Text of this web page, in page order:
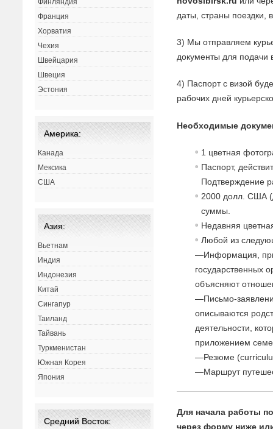
даты, страны поездки,
3) Мы отправляем
документы для подачи
4) Паспорт с визой
рабочих дней
Необходимые
1 цветная
Паспорт,
Подтверждение
2000 долл. США
суммы.
Недавняя
Любой из
—Информация,
государственных
объясняют
—Письмо-
описываются
деятельности,
приложением
—Резюме
—Маршрут
Для начала работы
через форму ниже
Финляндия
Франция
Хорватия
Чехия
Швейцария
Швеция
Эстония
Америка:
Канада
Мексика
США
Азия:
Вьетнам
Индия
Индонезия
Китай
Сингапур
Таиланд
Тайвань
Туркменистан
Южная Корея
Япония
Средний Восток: